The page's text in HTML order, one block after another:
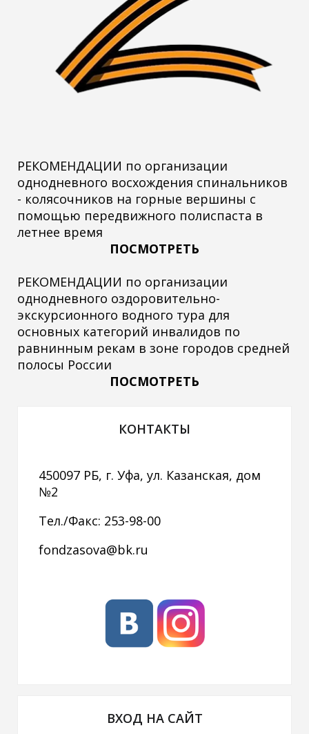
РЕКОМЕНДАЦИИ по организации
однодневного восхождения спинальников
- колясочников на горные вершины с
помощью передвижного полиспаста в
летнее время
ПОСМОТРЕТЬ
РЕКОМЕНДАЦИИ по организации
однодневного оздоровительно-
экскурсионного водного тура для
основных категорий инвалидов по
равнинным рекам в зоне городов средней
полосы России
ПОСМОТРЕТЬ
КОНТАКТЫ
450097 РБ, г. Уфа, ул. Казанская, дом
№2
Тел./Факс: 253-98-00
fondzasova@bk.ru
ВХОД НА САЙТ